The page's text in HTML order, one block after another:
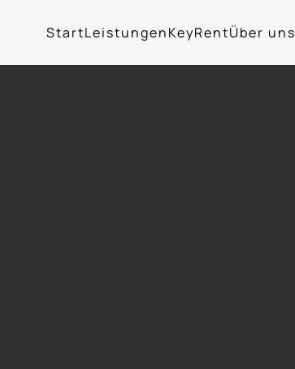
StartLeistungenKeyRentÜber uns